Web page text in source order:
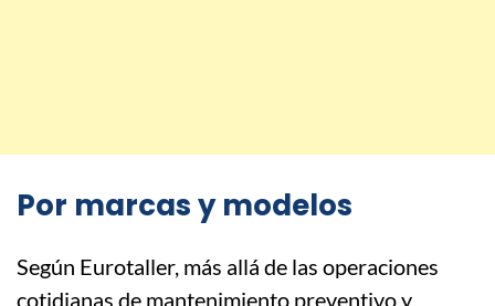
Por marcas y modelos
Según Eurotaller, más allá de las operaciones
cotidianas de mantenimiento preventivo y